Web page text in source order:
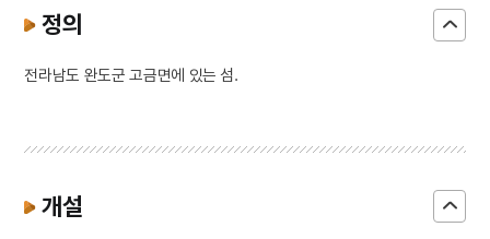
정의
전라남도 완도군 고금면에 있는 섬.
개설